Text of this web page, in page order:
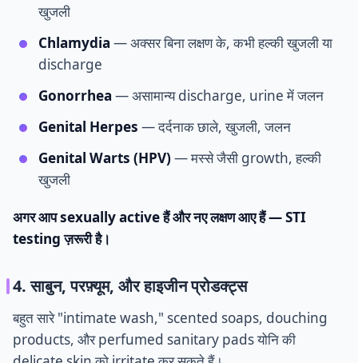
खुजली
Chlamydia — अक्सर बिना लक्षण के, कभी हल्की खुजली या
discharge
Gonorrhea — असामान्य discharge, urine में जलन
Genital Herpes — दर्दनाक छाले, खुजली, जलन
Genital Warts (HPV)— मस्से जैसी growth, हल्की
खुजली
अगर आप sexually active हैं और नए लक्षण आए हैं — STI
testing ज़रूरी है।
4. साबुन, परफ़्यूम, और हाइजीन प्रोडक्ट्स
बहुत सारे "intimate wash," scented soaps, douching
products, और perfumed sanitary pads योनि की